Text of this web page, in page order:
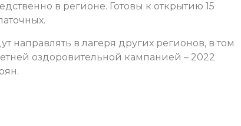
в регионе. Готовы к открытию 15
направлять в лагеря других регионов, в том
оздоровительной кампанией – 2022